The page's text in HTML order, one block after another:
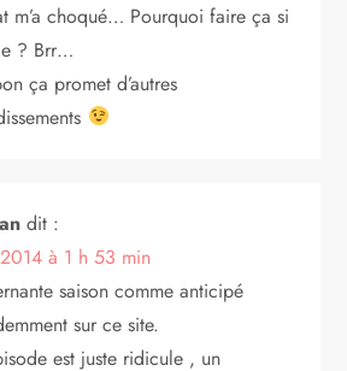
m’a choqué… Pourquoi faire ça si
? Brr…
ça promet d’autres
dit :
à 1 h 53 min
saison comme anticipé
sur ce site.
est juste ridicule , un